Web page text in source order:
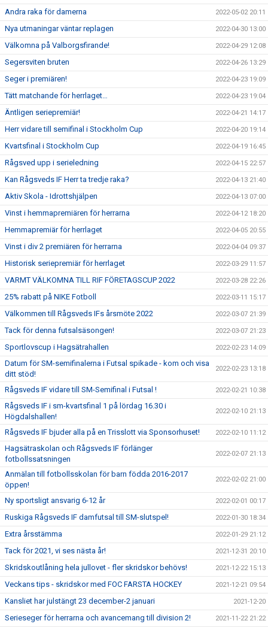
Andra raka för damerna 2022-05-02 20:11
Nya utmaningar väntar replagen 2022-04-30 13:00
Välkomna på Valborgsfirande! 2022-04-29 12:08
Segersviten bruten 2022-04-26 13:29
Seger i premiären! 2022-04-23 19:09
Tätt matchande för herrlaget… 2022-04-23 19:04
Äntligen seriepremiär! 2022-04-21 14:17
Herr vidare till semifinal i Stockholm Cup 2022-04-20 19:14
Kvartsfinal i Stockholm Cup 2022-04-19 16:45
Rågsved upp i serieledning 2022-04-15 22:57
Kan Rågsveds IF Herr ta tredje raka? 2022-04-13 21:40
Aktiv Skola - Idrottshjälpen 2022-04-13 07:00
Vinst i hemmapremiären för herrarna 2022-04-12 18:20
Hemmapremiär för herrlaget 2022-04-05 20:55
Vinst i div 2 premiären för herrarna 2022-04-04 09:37
Historisk seriepremiär för herrlaget 2022-03-29 11:57
VARMT VÄLKOMNA TILL RIF FÖRETAGSCUP 2022 2022-03-28 22:26
25% rabatt på NIKE Fotboll 2022-03-11 15:17
Välkommen till Rågsveds IFs årsmöte 2022 2022-03-07 21:39
Tack för denna futsalsäsongen! 2022-03-07 21:23
Sportlovscup i Hagsätrahallen 2022-02-23 14:09
Datum för SM-semifinalerna i Futsal spikade - kom och visa
ditt stöd!
2022-02-23 13:18
Rågsveds IF vidare till SM-Semifinal i Futsal ! 2022-02-21 10:38
Rågsveds IF i sm-kvartsfinal 1 på lördag 16.30 i
Högdalshallen!
2022-02-10 21:13
Rågsveds IF bjuder alla på en Trisslott via Sponsorhuset! 2022-02-10 11:12
Hagsätraskolan och Rågsveds IF förlänger
fotbollssatsningen
2022-02-07 21:13
Anmälan till fotbollsskolan för barn födda 2016-2017
öppen!
2022-02-02 21:00
Ny sportsligt ansvarig 6-12 år 2022-02-01 00:17
Ruskiga Rågsveds IF damfutsal till SM-slutspel! 2022-01-30 18:34
Extra årsstämma 2022-01-29 21:12
Tack för 2021, vi ses nästa år! 2021-12-31 20:10
Skridskoutlåning hela jullovet - fler skridskor behövs! 2021-12-22 15:13
Veckans tips - skridskor med FOC FARSTA HOCKEY 2021-12-21 09:54
Kansliet har julstängt 23 december-2 januari 2021-12-20
Serieseger för herrarna och avancemang till division 2! 2021-11-22 21:22